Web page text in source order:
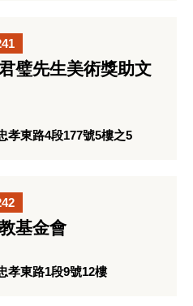
璧先生美術獎助文
孝東路4段177號5樓之5
基金會
孝東路1段9號12樓